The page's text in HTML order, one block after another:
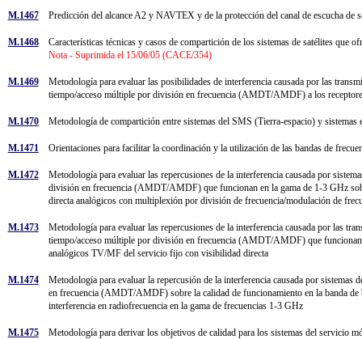
M.1467 Predicción del alcance A2 y NAVTEX y de la protección del canal de escucha
M.1468
Características técnicas y casos de compartición de los sistemas de satélites que
Nota - Suprimida el 15/06/05 (CACE/354)
M.1469
Metodología para evaluar las posibilidades de interferencia causada por las
tiempo/acceso múltiple por división en frecuencia (AMDT/AMDF) a los
M.1470 Metodología de compartición entre sistemas del SMS (Tierra-espacio) y
M.1471 Orientaciones para facilitar la coordinación y la utilización de las bandas de
M.1472
Metodología para evaluar las repercusiones de la interferencia causada por
división en frecuencia (AMDT/AMDF) que funcionan en la gama de 1-3 GHz
directa analógicos con multiplexión por división de frecuencia/modulación de
M.1473
Metodología para evaluar las repercusiones de la interferencia causada por las
tiempo/acceso múltiple por división en frecuencia (AMDT/AMDF) que funcionan
analógicos TV/MF del servicio fijo con visibilidad directa
M.1474
Metodología para evaluar la repercusión de la interferencia causada por
en frecuencia (AMDT/AMDF) sobre la calidad de funcionamiento en la banda
interferencia en radiofrecuencia en la gama de frecuencias 1-3 GHz
M.1475 Metodología para derivar los objetivos de calidad para los sistemas del servicio